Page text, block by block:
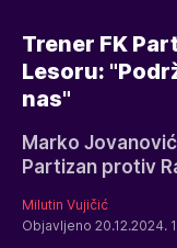
Trener FK
Lesoru:
nas"
Marko
Partizan protiv
Milutin Vujičić
Objavljeno 20.12.2024.